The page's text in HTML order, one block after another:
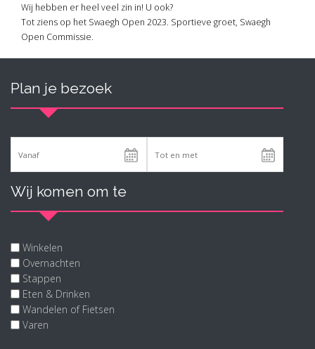
Wij hebben er heel veel zin in! U ook?
Tot ziens op het Swaegh Open 2023. Sportieve groet, Swaegh
Open Commissie.
Plan je bezoek
Wij komen om te
Winkelen
Overnachten
Stappen
Eten & Drinken
Wandelen of Fietsen
Varen